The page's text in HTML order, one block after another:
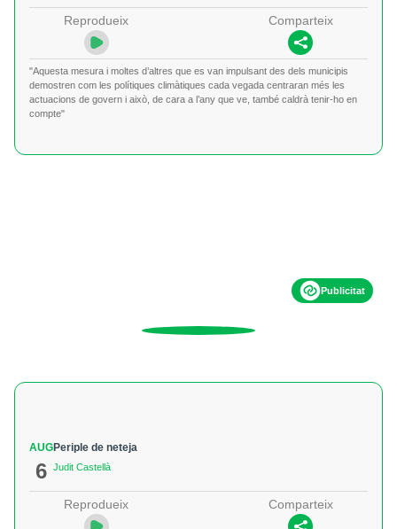
Reprodueix Comparteix
"Aquesta mesura i moltes d’altres que es van impulsant des dels municipis
demostren com les polítiques climàtiques cada vegada centraran més les
actuacions de govern i això, de cara a l’any que ve, també caldrà tenir-ho en
compte"
Publicitat
AUG
6
Periple de neteja
Judit Castellà
Reprodueix Comparteix